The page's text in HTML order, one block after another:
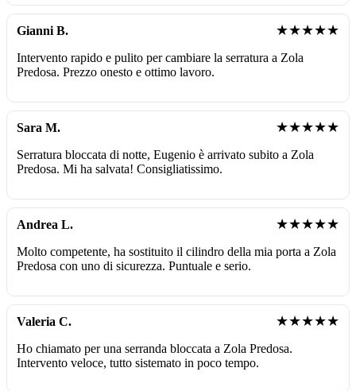
Gianni B. ★★★★★
Intervento rapido e pulito per cambiare la serratura a Zola
Predosa. Prezzo onesto e ottimo lavoro.
Sara M. ★★★★★
Serratura bloccata di notte, Eugenio è arrivato subito a Zola
Predosa. Mi ha salvata! Consigliatissimo.
Andrea L. ★★★★★
Molto competente, ha sostituito il cilindro della mia porta a Zola
Predosa con uno di sicurezza. Puntuale e serio.
Valeria C. ★★★★★
Ho chiamato per una serranda bloccata a Zola Predosa.
Intervento veloce, tutto sistemato in poco tempo.